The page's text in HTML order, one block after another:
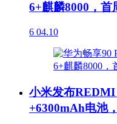
6+麒麟8000，首
6 04.10
小米发布REDMI
+6300mAh电池